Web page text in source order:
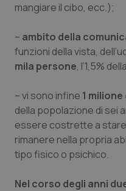
Psoriasi & pelle
Quotidiano
Quotidiano
Quotidiano
Quotidiano
mangiare il cibo, ecc.);
– ambito della
funzioni della vista,
mila persone, l’1,5%
– vi sono infine 1
della popolazione di sei
essere costrette a stare
rimanere nella propria
tipo fisico o psichico.
Nel corso degli anni